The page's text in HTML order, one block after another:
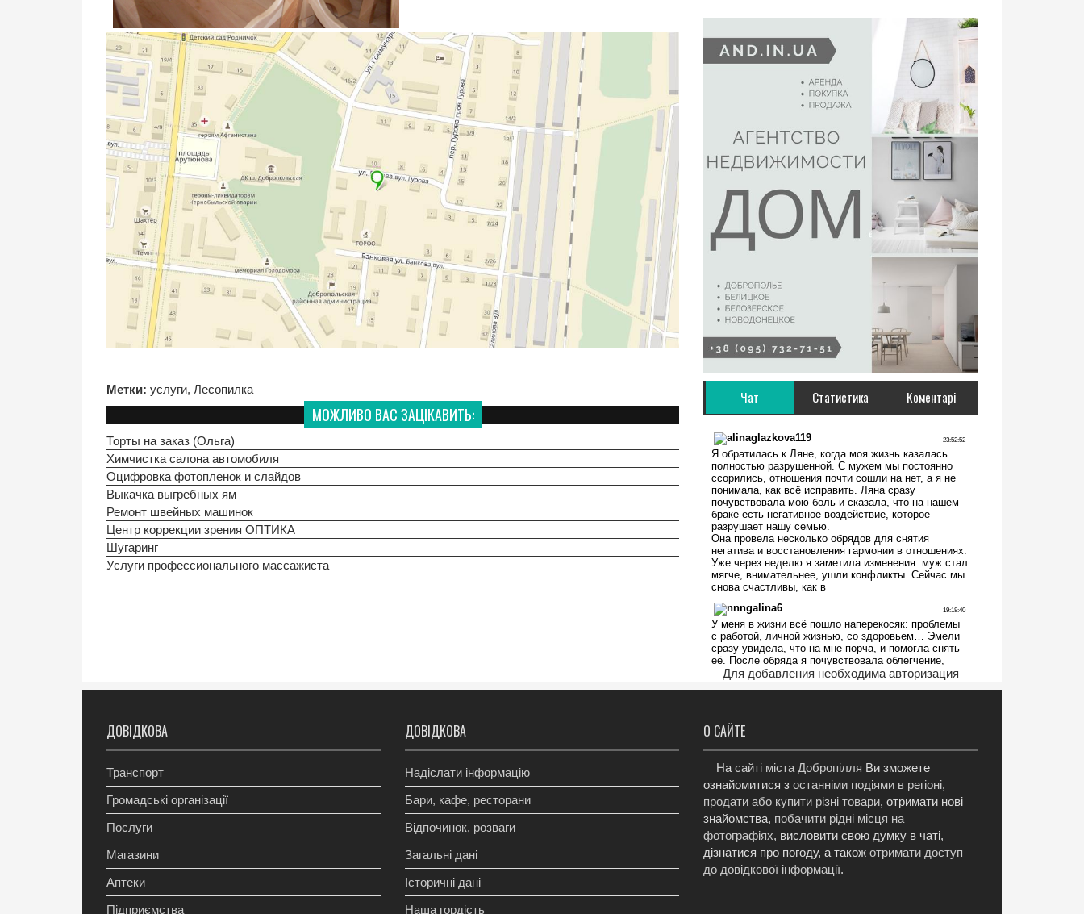
Метки: услуги, Лесопилка
МОЖЛИВО ВАС ЗАЦІКАВИТЬ:
Торты на заказ (Ольга)
Химчистка салона автомобиля
Оцифровка фотопленок и слайдов
Выкачка выгребных ям
Ремонт швейных машинок
Центр коррекции зрения ОПТИКА
Шугаринг
Услуги профессионального массажиста
Чат Статистика Коментарі
Для добавления необходима авторизация
ДОВІДКОВА
Транспорт
Громадські організації
Послуги
Магазини
Аптеки
Підприємства
ДОВІДКОВА
Надіслати інформацію
Бари, кафе, ресторани
Відпочинок, розваги
Загальні дані
Історичні дані
Наша гордість
О САЙТЕ
На сайті міста Добропілля Ви зможете
ознайомитися з останніми подіями в регіоні,
продати або купити різні товари, отримати нові
знайомства, побачити рідні місця на
фотографіях, висловити свою думку в чаті,
дізнатися про погоду, а також отримати доступ
до довідкової інформації.